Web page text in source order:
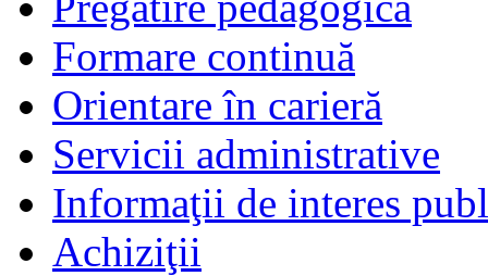
Formare continuă
Orientare în carieră
Servicii administrative
Informaţii de interes
Achiziţii